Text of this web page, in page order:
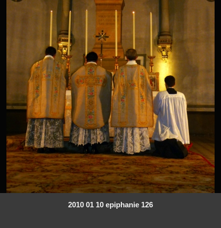
2010 01 10 epiphanie 126